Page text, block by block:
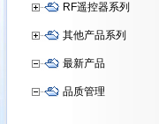
RF遥控器系列
其他产品系列
最新产品
品质管理